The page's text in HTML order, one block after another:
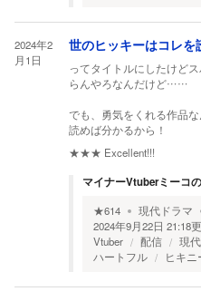
2024年2
月1日
世のヒッキーはコレを
ってタイトルにしたけど
らんやろなんだけど……
でも、勇気をくれる作品な
読めば分かるから！
★★★ Excellent!!!
マイナーVtuberミーコ
★614 現代ドラマ
2024年9月22日 21:18
Vtuber
配信 現代
ハートフル
ヒキニ